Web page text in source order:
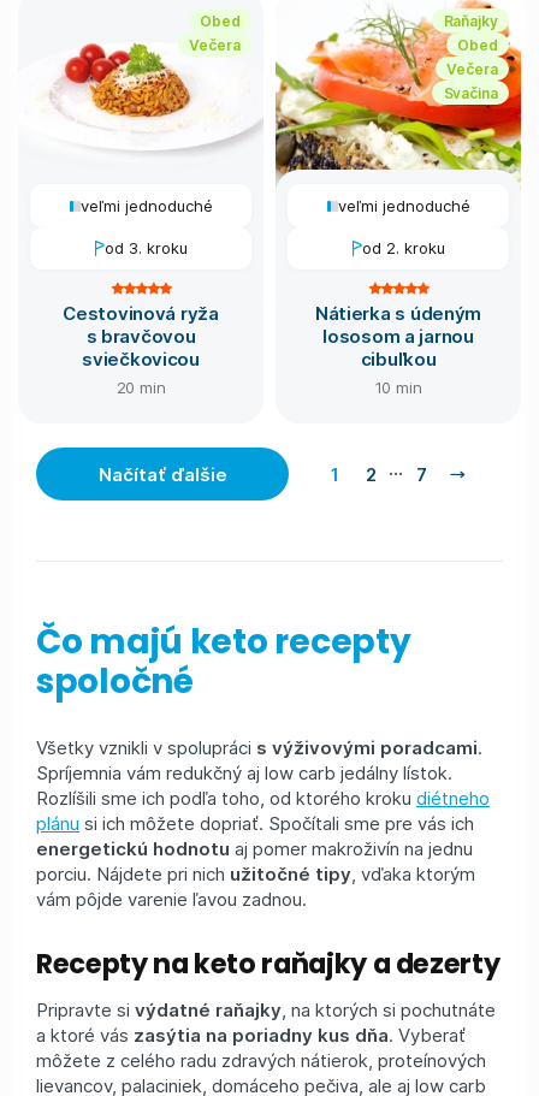
Obed
Večera
veľmi jednoduché
od 3. kroku
Cestovinová ryža
s bravčovou
sviečkovicou
20 min
Raňajky
Obed
Večera
Svačina
veľmi jednoduché
od 2. kroku
Nátierka s údeným
lososom a jarnou
cibuľkou
10 min
Načítať ďalšie 1 2 … 7
Čo majú keto recepty
spoločné
Všetky vznikli v spolupráci s výživovými poradcami.
Spríjemnia vám redukčný aj low carb jedálny lístok.
Rozlíšili sme ich podľa toho, od ktorého kroku diétneho
plánu si ich môžete dopriať. Spočítali sme pre vás ich
energetickú hodnotu aj pomer makroživín na jednu
porciu. Nájdete pri nich užitočné tipy, vďaka ktorým
vám pôjde varenie ľavou zadnou.
Recepty na keto raňajky a dezerty
Pripravte si výdatné raňajky , na ktorých si pochutnáte
a ktoré vás zasýtia na poriadny kus dňa. Vyberať
môžete z celého radu zdravých nátierok, proteínových
lievancov, palaciniek, domáceho pečiva, ale aj low carb